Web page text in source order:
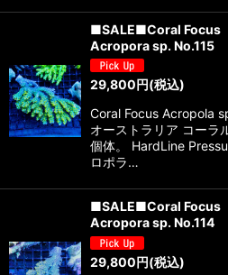
■SALE■Coral Focus
Acropora sp. No.115
29,800円(税込)
Coral Focus Acropola
オーストラリア コーラ
個体。 HardLine
ロポラ…
■SALE■Coral Focus
Acropora sp. No.114
29,800円(税込)